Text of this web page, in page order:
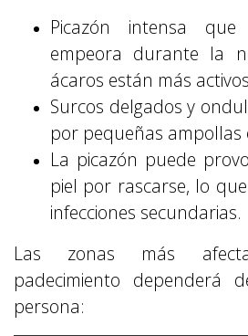
Picazón intensa
empeora durante la
ácaros están más
Surcos delgados y
por pequeñas ampollas
La picazón puede
piel por rascarse, lo
infecciones secundarias.
Las zonas más
padecimiento
persona: